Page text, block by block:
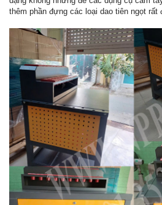
thêm phần đựng các loại dao tiên ngọt rất